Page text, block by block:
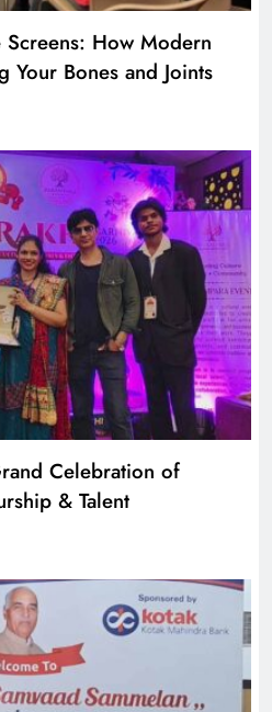
How Modern
Your Bones and Joints
Celebration of
& Talent